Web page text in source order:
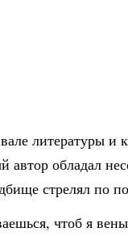
литературы и
автор обладал
стрелял по
чтоб я